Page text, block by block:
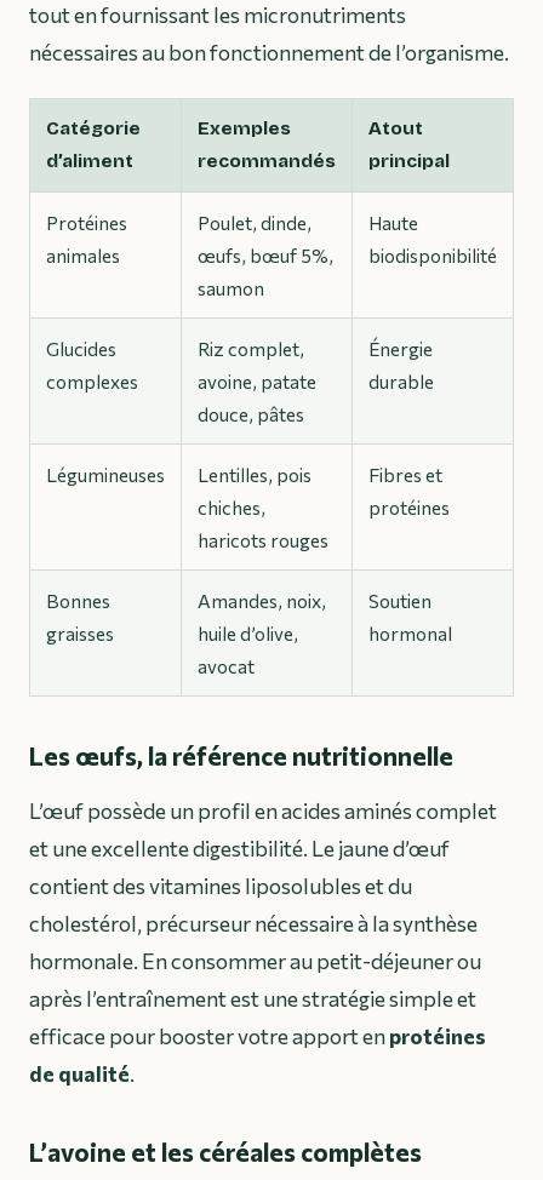
tout en fournissant les micronutriments
nécessaires au bon fonctionnement de l’organisme.
Catégorie
d’aliment
Exemples
recommandés
Atout
principal
Protéines
animales
Poulet, dinde,
œufs, bœuf 5%,
saumon
Haute
biodisponibilité
Glucides
complexes
Riz complet,
avoine, patate
douce, pâtes
Énergie
durable
Légumineuses
Lentilles, pois
chiches,
haricots rouges
Fibres et
protéines
Bonnes
graisses
Amandes, noix,
huile d’olive,
avocat
Soutien
hormonal
Les œufs, la référence nutritionnelle
L’œuf possède un profil en acides aminés complet
et une excellente digestibilité. Le jaune d’œuf
contient des vitamines liposolubles et du
cholestérol, précurseur nécessaire à la synthèse
hormonale. En consommer au petit-déjeuner ou
après l’entraînement est une stratégie simple et
efficace pour booster votre apport enprotéines
de qualité.
L’avoine et les céréales complètes